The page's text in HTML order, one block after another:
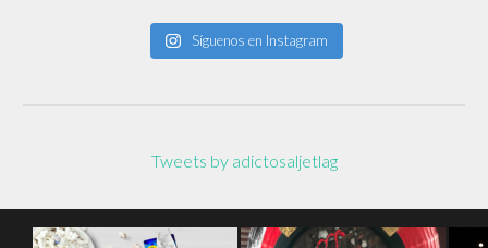
Síguenos en Instagram
Tweets by adictosaljetlag